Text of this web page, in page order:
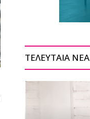
ΤΕΛΕΥΤΑΙΑ ΝΕΑ